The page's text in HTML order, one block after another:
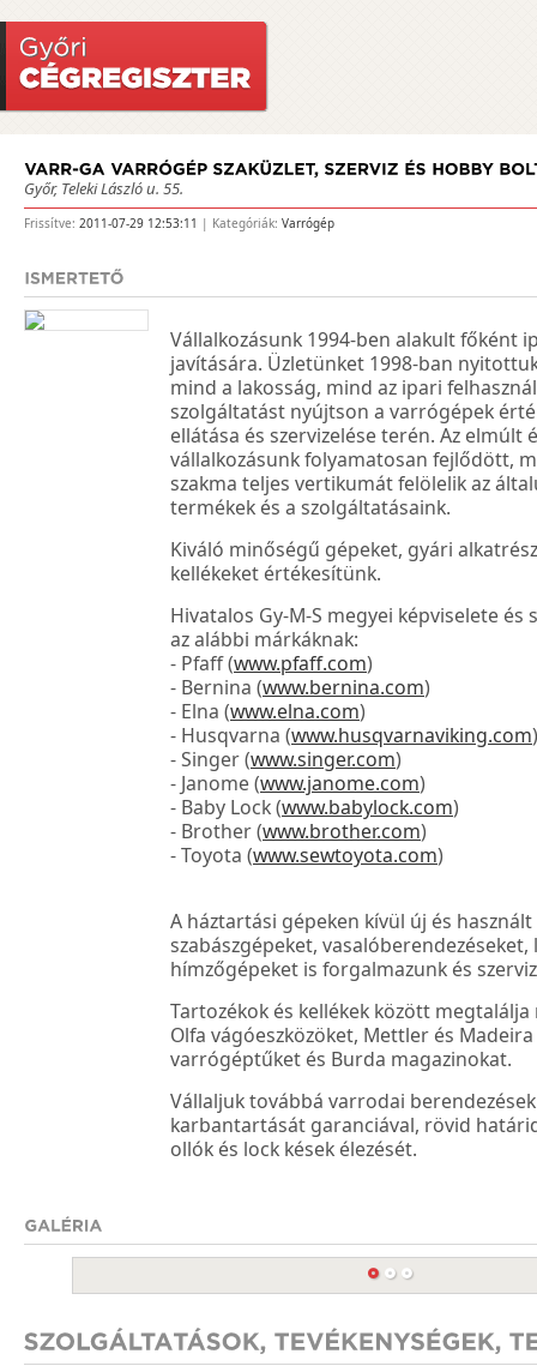
Győr, Teleki László u. 55.
Frissítve: 2011-07-29 12:53:11 | Kategóriák: Varrógép
Vállalkozásunk 1994-ben alakult főként
javítására. Üzletünket 1998-ban
mind a lakosság, mind az ipari
szolgáltatást nyújtson a varrógépek
ellátása és szervizelése terén. Az elmúlt
vállalkozásunk folyamatosan fejlődött,
szakma teljes vertikumát felölelik az
termékek és a szolgáltatásaink.
Kiváló minőségű gépeket, gyári
kellékeket értékesítünk.
Hivatalos Gy-M-S megyei képviselete és
az alábbi márkáknak:
- Pfaff (www.pfaff.com)
- Bernina (www.bernina.com)
- Elna (www.elna.com)
- Husqvarna (www.husqvarnaviking.com)
- Singer (www.singer.com)
- Janome (www.janome.com)
- Baby Lock (www.babylock.com)
- Brother (www.brother.com)
- Toyota (www.sewtoyota.com)
A háztartási gépeken kívül új és
szabászgépeket,
hímzőgépeket is forgalmazunk és
Tartozékok és kellékek között
Olfa vágóeszközöket, Mettler és
varrógéptűket és Burda magazinokat.
Vállaljuk továbbá varrodai
karbantartását garanciával, rövid
ollók és lock kések élezését.